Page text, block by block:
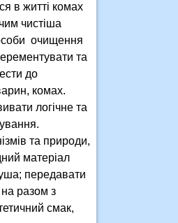
в житті комах
чистіша
очищення
та
до
комах.
логічне та
та природи,
матеріал
передавати
на разом з
смак,